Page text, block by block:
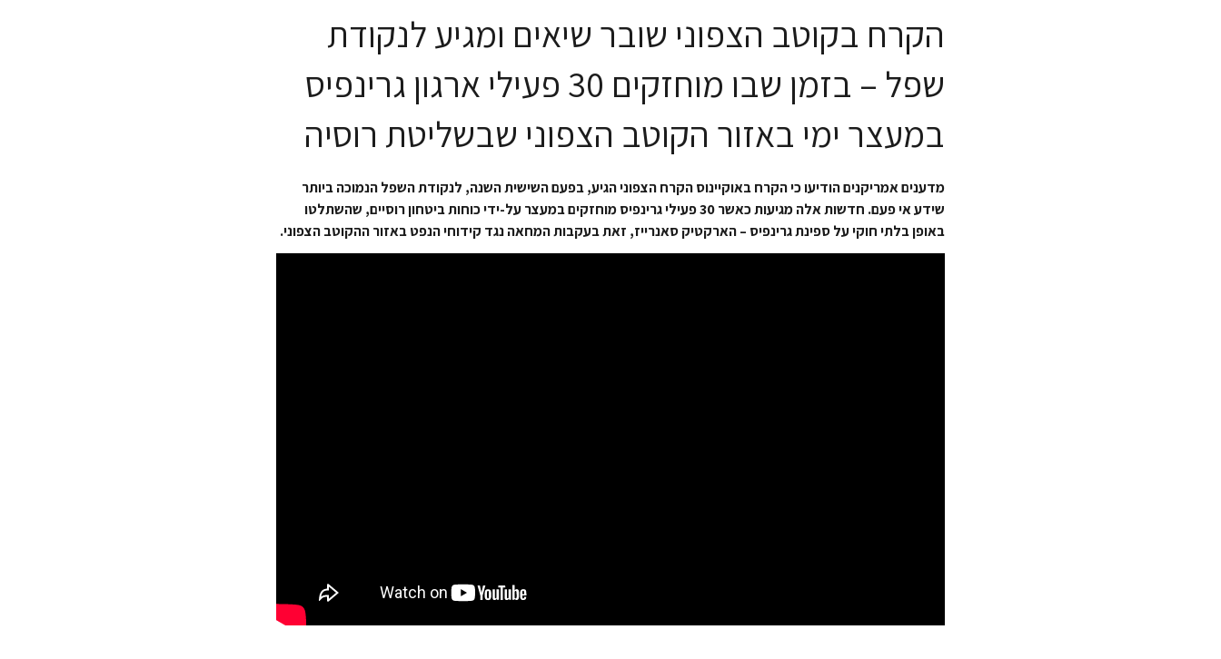
הקרח בקוטב הצפוני שובר שיאים ומגיע לנקודת
שפל – בזמן שבו מוחזקים 30 פעילי ארגון גרינפיס
במעצר ימי באזור הקוטב הצפוני שבשליטת רוסיה
מדענים אמריקנים הודיעו כי הקרח באוקיינוס הקרח הצפוני הגיע, בפעם השישית השנה, לנקודת השפל הנמוכה ביותר
שידע אי פעם. חדשות אלה מגיעות כאשר 30 פעילי גרינפיס מוחזקים במעצר על-ידי כוחות ביטחון רוסיים, שהשתלטו
באופן בלתי חוקי על ספינת גרינפיס – הארקטיק סאנרייז, זאת בעקבות המחאה נגד קידוחי הנפט באזור ההקוטב הצפוני.